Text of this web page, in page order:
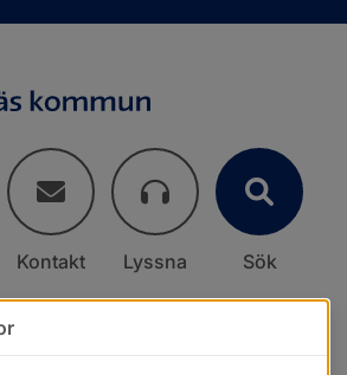
Kontakt Lyssna Sök